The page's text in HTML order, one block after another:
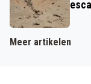
Meer artikelen